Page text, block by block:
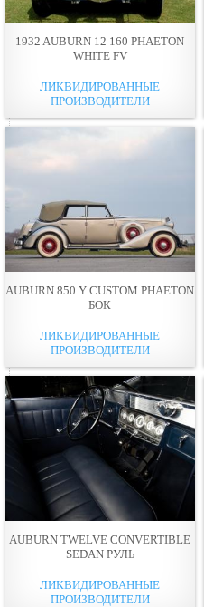
1932 AUBURN 12 160 PHAETON
WHITE FV
ЛИКВИДИРОВАННЫЕ
ПРОИЗВОДИТЕЛИ
AUBURN 850 Y CUSTOM PHAETON
БОК
ЛИКВИДИРОВАННЫЕ
ПРОИЗВОДИТЕЛИ
AUBURN TWELVE CONVERTIBLE
SEDAN РУЛЬ
ЛИКВИДИРОВАННЫЕ
ПРОИЗВОДИТЕЛИ